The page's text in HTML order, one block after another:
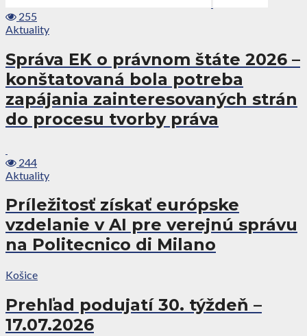
255
Aktuality
Správa EK o právnom štáte 2026 –
konštatovaná bola potreba
zapájania zainteresovaných strán
do procesu tvorby práva
244
Aktuality
Príležitosť získať európske
vzdelanie v AI pre verejnú správu
na Politecnico di Milano
Košice
Prehľad podujatí 30. týždeň –
17.07.2026